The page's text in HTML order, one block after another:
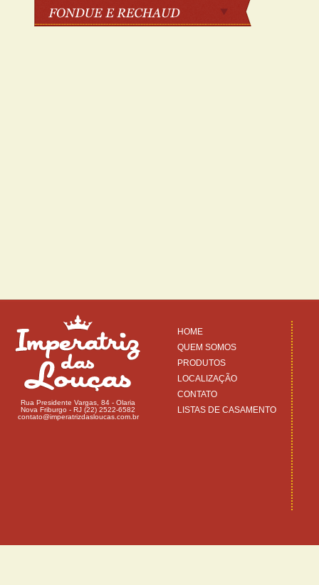
Rua Presidente Vargas, 84 - Olaria
Nova Friburgo - RJ (22) 2522-6582
contato@imperatrizdasloucas.com.br
HOME
QUEM SOMOS
PRODUTOS
LOCALIZAÇÃO
CONTATO
LISTAS DE CASAMENTO